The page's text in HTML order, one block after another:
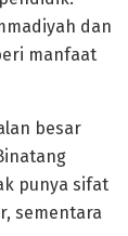
dan
manfaat
besar
punya sifat
sementara